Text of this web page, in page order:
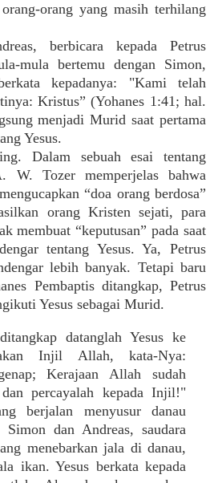
orang yang masih terhilang
berbicara kepada Petrus
mula bertemu dengan Simon,
kepadanya: "Kami telah
Kristus” (Yohanes 1:41; hal.
menjadi Murid saat pertama
Yesus.
Dalam sebuah esai tentang
W. Tozer memperjelas bahwa
“doa orang berdosa”
orang Kristen sejati, para
membuat “keputusan” pada saat
tentang Yesus. Ya, Petrus
lebih banyak. Tetapi baru
Pembaptis ditangkap, Petrus
Yesus sebagai Murid.
datanglah Yesus ke
Injil Allah, kata-Nya:
Kerajaan Allah sudah
percayalah kepada Injil!"
berjalan menyusur danau
dan Andreas, saudara
menebarkan jala di danau,
ikan. Yesus berkata kepada